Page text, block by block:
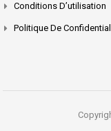
Conditions D’utilisation
Politique De